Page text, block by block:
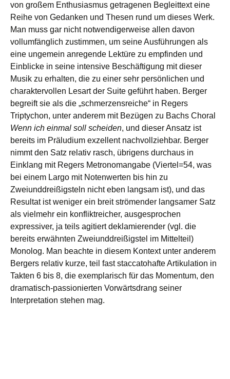
von großem Enthusiasmus getragenen Begleittext eine
Reihe von Gedanken und Thesen rund um dieses Werk.
Man muss gar nicht notwendigerweise allen davon
vollumfänglich zustimmen, um seine Ausführungen als
eine ungemein anregende Lektüre zu empfinden und
Einblicke in seine intensive Beschäftigung mit dieser
Musik zu erhalten, die zu einer sehr persönlichen und
charaktervollen Lesart der Suite geführt haben. Berger
begreift sie als die „schmerzensreiche“ in Regers
Triptychon, unter anderem mit Bezügen zu Bachs Choral
Wenn ich einmal soll scheiden, und dieser Ansatz ist
bereits im Präludium exzellent nachvollziehbar. Berger
nimmt den Satz relativ rasch, übrigens durchaus in
Einklang mit Regers Metronomangabe (Viertel=54, was
bei einem Largo mit Notenwerten bis hin zu
Zweiunddreißigsteln nicht eben langsam ist), und das
Resultat ist weniger ein breit strömender langsamer Satz
als vielmehr ein konfliktreicher, ausgesprochen
expressiver, ja teils agitiert deklamierender (vgl. die
bereits erwähnten Zweiunddreißigstel im Mittelteil)
Monolog. Man beachte in diesem Kontext unter anderem
Bergers relativ kurze, teil fast staccatohafte Artikulation in
Takten 6 bis 8, die exemplarisch für das Momentum, den
dramatisch-passionierten Vorwärtsdrang seiner
Interpretation stehen mag.